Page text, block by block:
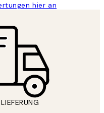
hier an